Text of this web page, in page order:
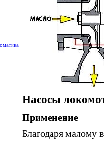
Насосы
Применение
Благодаря малому